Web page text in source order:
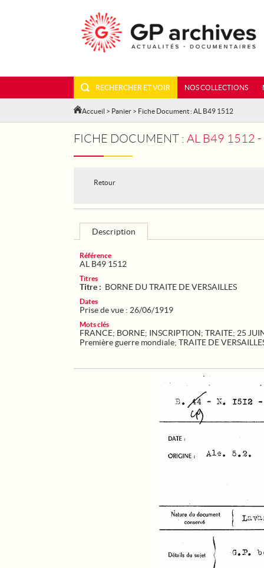
RECHERCHER ET VOIR NOS COLLECTIONS
Accueil > Panier > Fiche Document : AL B49 1512
FICHE DOCUMENT : AL B49 1512 -
Retour
Description
Référence
AL B49 1512
Titres
Titre : BORNE DU TRAITE DE VERSAILLES
Dates
Prise de vue : 26/06/1919
Mots clés
FRANCE; BORNE; INSCRIPTION; TRAITE; 25
Première guerre mondiale; TRAITE DE